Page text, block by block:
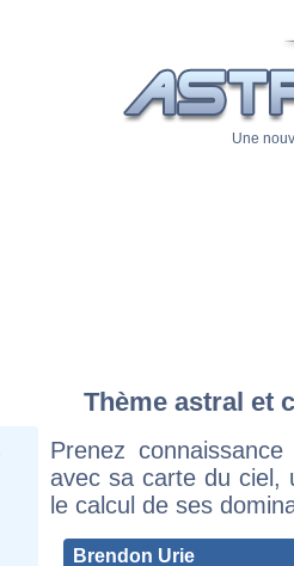
Une
Thème astral et
Prenez
avec sa carte du ciel,
le calcul de ses
Brendon Urie